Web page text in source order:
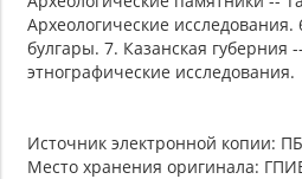
Археологические исследования.
булгары. 7. Казанская губерния
этнографические исследования.
Источник электронной копии: ПБ
Место хранения оригинала: